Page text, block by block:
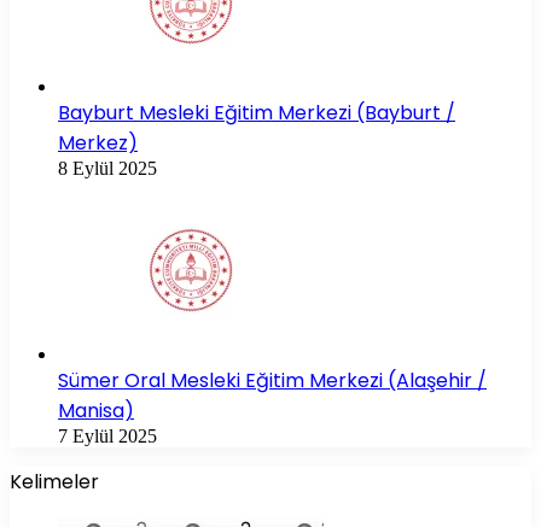
Bayburt Mesleki Eğitim Merkezi (Bayburt /
Merkez)
8 Eylül 2025
Sümer Oral Mesleki Eğitim Merkezi (Alaşehir /
Manisa)
7 Eylül 2025
Kelimeler